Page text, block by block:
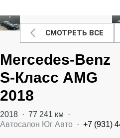
СМОТРЕТЬ ВСЕ
Mercedes‑Benz
S-Класс AMG
2018
2018 · 77 241 км ·
Автосалон Юг Авто · +7 (931)